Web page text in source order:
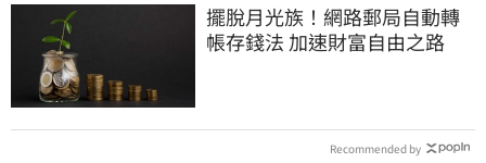
擺脫月光族！網路郵局自動轉
帳存錢法 加速財富自由之路
Recommended by